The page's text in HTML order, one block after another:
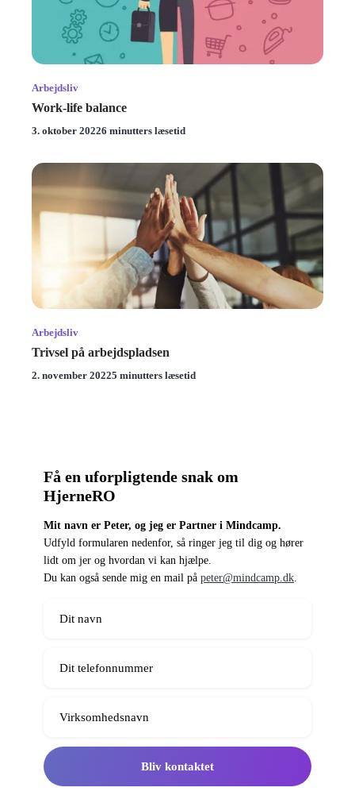
Arbejdsliv
Work-life balance
3. oktober 20226 minutters læsetid
Arbejdsliv
Trivsel på arbejdspladsen
2. november 20225 minutters læsetid
Få en uforpligtende snak om
HjerneRO
Mit navn er Peter, og jeg er Partner i Mindcamp.
Udfyld formularen nedenfor, så ringer jeg til dig og hører
lidt om jer og hvordan vi kan hjælpe.
Du kan også sende mig en mail på peter@mindcamp.dk.
Bliv kontaktet